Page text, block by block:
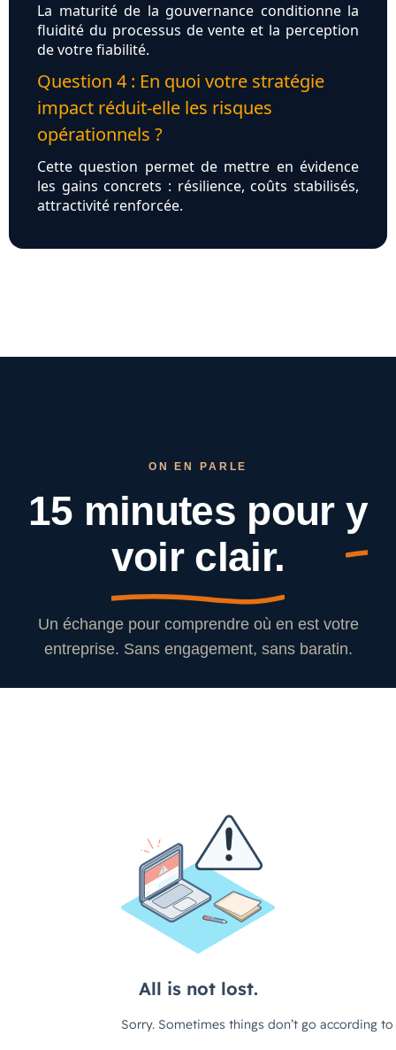
La maturité de la gouvernance conditionne la
fluidité du processus de vente et la perception
de votre fiabilité.
Question 4 : En quoi votre stratégie
impact réduit‑elle les risques
opérationnels ?
Cette question permet de mettre en évidence
les gains concrets : résilience, coûts stabilisés,
attractivité renforcée.
ON EN PARLE
15 minutes pour y
voir clair.
Un échange pour comprendre où en est votre
entreprise. Sans engagement, sans baratin.